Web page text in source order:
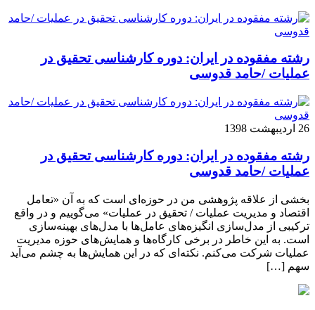
رشته مفقوده در ایران: دوره کارشناسی تحقیق در
عملیات /حامد قدوسی
26 اردیبهشت 1398
رشته مفقوده در ایران: دوره کارشناسی تحقیق در
عملیات /حامد قدوسی
بخشی از علاقه پژوهشی من در حوزه‌ای است که به آن «تعامل
اقتصاد و مدیریت عملیات / تحقیق در عملیات» می‌گوییم و در واقع
ترکیبی از مدل‌سازی انگیزه‌های عامل‌ها با مدل‌های بهینه‌سازی
است. به این خاطر در برخی کارگاه‌ها و همایش‌های حوزه مدیریت
عملیات شرکت می‌کنم. نکته‌ای که در این همایش‌ها به چشم می‌آید
سهم […]